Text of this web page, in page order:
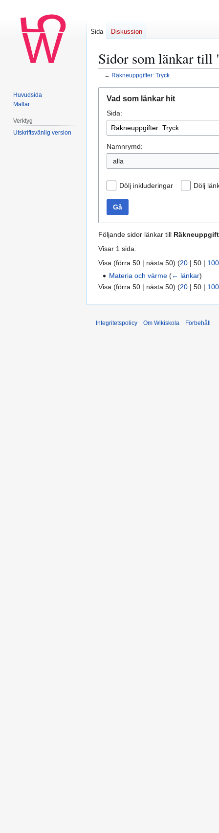
Sidor som länkar
← Räkneuppgifter: Tryck
navigering
sök
Vad som länkar hit
Sida:
Namnrymd:
alla
Dölj inkluderingar Dölj
Gå
Följande sidor länkar till
Visar 1 sida.
Visa (förra 50 | nästa 50) (20 | 50 | 100
Materia och värme (← länkar)
Visa (förra 50 | nästa 50) (20 | 50 | 100
Sida Diskussion
Huvudsida
Mallar
Verktyg
Utskriftsvänlig version
Integritetspolicy Om Wikiskola Förbehåll